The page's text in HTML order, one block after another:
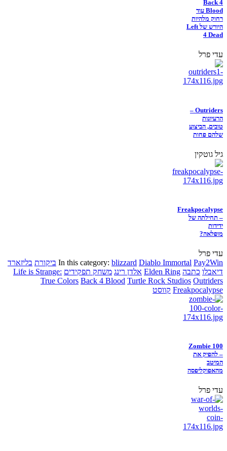
Back 4
Blood עוד
רחוק מלהיות
היורש של Left
4 Dead
עדי פרל
Outriders –
הרעיונות
טובים, הביצוע
שלהם פחות
גיל גוטקין
Freakpocalypse
– תחילתה של
ידידות
מופלאה?
עדי פרל
In this category: blizzard Diablo Immortal Pay2Win ביקורת בליזארד
דיאבלו כתבה Elden Ring אלדן רינג משחק תפקידים Life is Strange:
True Colors Back 4 Blood Turtle Rock Studios Outriders
Freakpocalypse קווסט
Zombie 100
– להפיק את
המיטב
מהאפוקליפסה
עדי פרל